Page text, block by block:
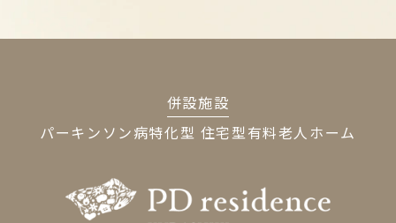
併設施設
パーキンソン病特化型 住宅型有料老人ホーム